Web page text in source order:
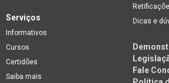
Dicas e
Serviços
Informativos
Cursos
Certidões
Saiba mais
Fale